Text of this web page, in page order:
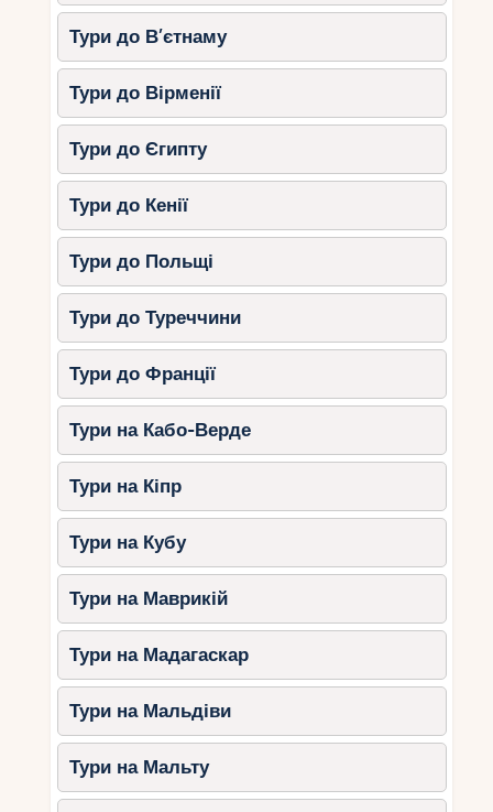
Тури до В’єтнаму
Тури до Вірменії
Тури до Єгипту
Тури до Кенії
Тури до Польщі
Тури до Туреччини
Тури до Франції
Тури на Кабо-Верде
Тури на Кіпр
Тури на Кубу
Тури на Маврикій
Тури на Мадагаскар
Тури на Мальдіви
Тури на Мальту